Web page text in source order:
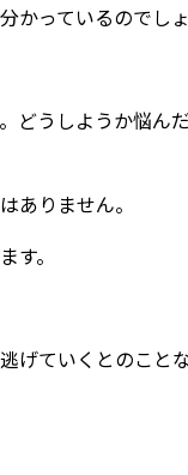
かっているのでしょ
どうしようか悩ん
ありません。
す。
げていくとのこと